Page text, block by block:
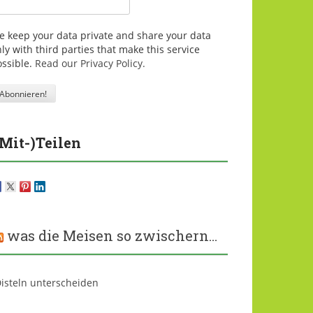
keep your data private and share your data
with third parties that make this service
Read our Privacy Policy.
)Teilen
was die Meisen so zwischern…
unterscheiden